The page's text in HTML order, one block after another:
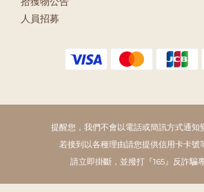
人員招募
提醒您，我們不會以電話或簡訊方式通知
若接到以各種理由請您提供信用卡卡號
請立即掛斷，並撥打『165』反詐騙